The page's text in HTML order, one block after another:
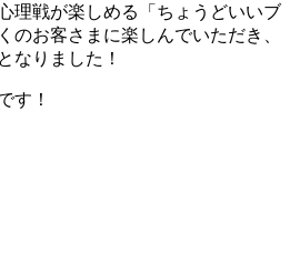
理戦が楽しめる「ちょうどいいブ
のお客さまに楽しんでいただき、
なりました！
す！